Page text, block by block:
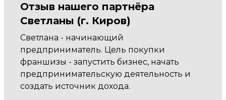
Отзыв нашего партнёра
Светланы (г. Киров)
Светлана - начинающий
предприниматель. Цель покупки
франшизы - запустить бизнес, начать
предпринимательскую деятельность и
создать источник дохода.